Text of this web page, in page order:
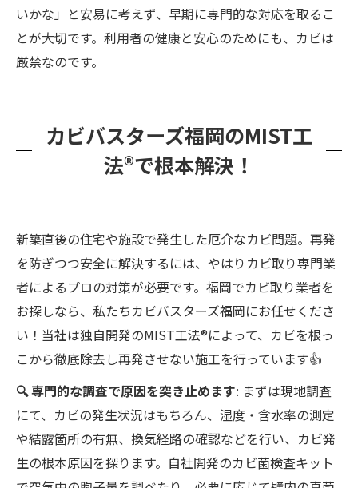
いかな」と安易に考えず、早期に専門的な対応を取るこ
とが大切です。利用者の健康と安心のためにも、カビは
厳禁なのです。
カビバスターズ福岡のMIST工
法®で根本解決！
新築直後の住宅や施設で発生した厄介なカビ問題。再発
を防ぎつつ安全に解決するには、やはりカビ取り専門業
者によるプロの対策が必要です。福岡でカビ取り業者を
お探しなら、私たちカビバスターズ福岡にお任せくださ
い！当社は独自開発のMIST工法®によって、カビを根っ
こから徹底除去し再発させない施工を行っています👍
🔍 専門的な調査で原因を突き止めます: まずは現地調査
にて、カビの発生状況はもちろん、湿度・含水率の測定
や結露箇所の有無、換気経路の確認などを行い、カビ発
生の根本原因を探ります。自社開発のカビ菌検査キット